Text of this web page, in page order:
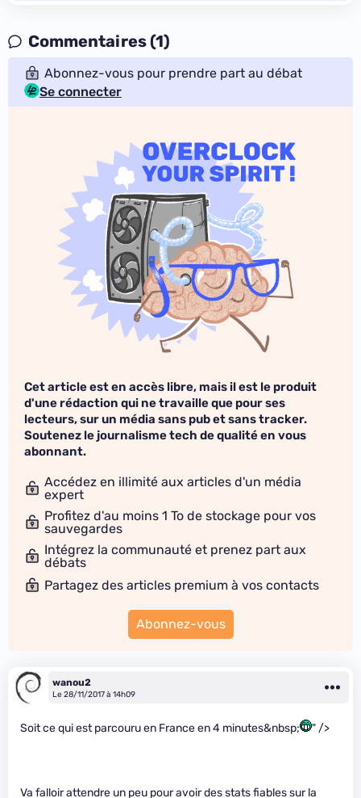
Commentaires (1)
Abonnez-vous pour prendre part au débat
Se connecter
Cet article est en accès libre, mais il est le produit
d'une rédaction qui ne travaille que pour ses
lecteurs, sur un média sans pub et sans tracker.
Soutenez le journalisme tech de qualité en vous
abonnant.
Accédez en illimité aux articles d'un média
expert
Profitez d'au moins 1 To de stockage pour vos
sauvegardes
Intégrez la communauté et prenez part aux
débats
Partagez des articles premium à vos contacts
Abonnez-vous
wanou2
Le 28/11/2017 à 14h09
Soit ce qui est parcouru en France en 4 minutes&nbsp; " />
Va falloir attendre un peu pour avoir des stats fiables sur la